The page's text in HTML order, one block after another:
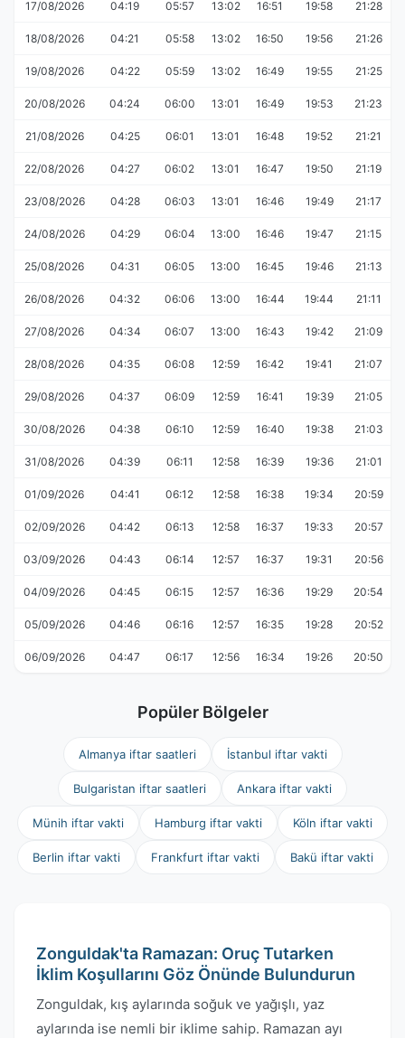
17/08/2026 04:19 05:57 13:02 16:51 19:58 21:28
18/08/2026 04:21 05:58 13:02 16:50 19:56 21:26
19/08/2026 04:22 05:59 13:02 16:49 19:55 21:25
20/08/2026 04:24 06:00 13:01 16:49 19:53 21:23
21/08/2026 04:25 06:01 13:01 16:48 19:52 21:21
22/08/2026 04:27 06:02 13:01 16:47 19:50 21:19
23/08/2026 04:28 06:03 13:01 16:46 19:49 21:17
24/08/2026 04:29 06:04 13:00 16:46 19:47 21:15
25/08/2026 04:31 06:05 13:00 16:45 19:46 21:13
26/08/2026 04:32 06:06 13:00 16:44 19:44 21:11
27/08/2026 04:34 06:07 13:00 16:43 19:42 21:09
28/08/2026 04:35 06:08 12:59 16:42 19:41 21:07
29/08/2026 04:37 06:09 12:59 16:41 19:39 21:05
30/08/2026 04:38 06:10 12:59 16:40 19:38 21:03
31/08/2026 04:39 06:11 12:58 16:39 19:36 21:01
01/09/2026 04:41 06:12 12:58 16:38 19:34 20:59
02/09/2026 04:42 06:13 12:58 16:37 19:33 20:57
03/09/2026 04:43 06:14 12:57 16:37 19:31 20:56
04/09/2026 04:45 06:15 12:57 16:36 19:29 20:54
05/09/2026 04:46 06:16 12:57 16:35 19:28 20:52
06/09/2026 04:47 06:17 12:56 16:34 19:26 20:50
Popüler Bölgeler
Almanya iftar saatleri İstanbul iftar vakti
Bulgaristan iftar saatleri Ankara iftar vakti
Münih iftar vakti Hamburg iftar vakti Köln iftar vakti
Berlin iftar vakti Frankfurt iftar vakti Bakü iftar vakti
Zonguldak'ta Ramazan: Oruç Tutarken
İklim Koşullarını Göz Önünde Bulundurun
Zonguldak, kış aylarında soğuk ve yağışlı, yaz
aylarında ise nemli bir iklime sahip. Ramazan ayı